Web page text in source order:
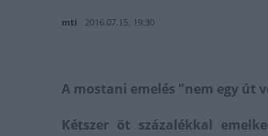
mti 2016.07.15. 19:30
A mostani emelés "nem egy út
Kétszer öt százalékkal